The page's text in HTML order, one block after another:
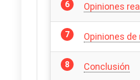
Opiniones
Opiniones
Conclusión